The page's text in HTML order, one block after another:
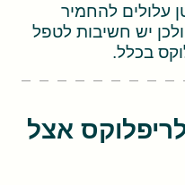
עלולים להחמיר
יש חשיבות לטפל
בכלל.
אצל